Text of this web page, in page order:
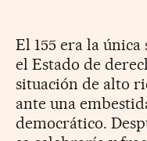
El 155 era la
el Estado de
situación de alto
ante una
democrático.